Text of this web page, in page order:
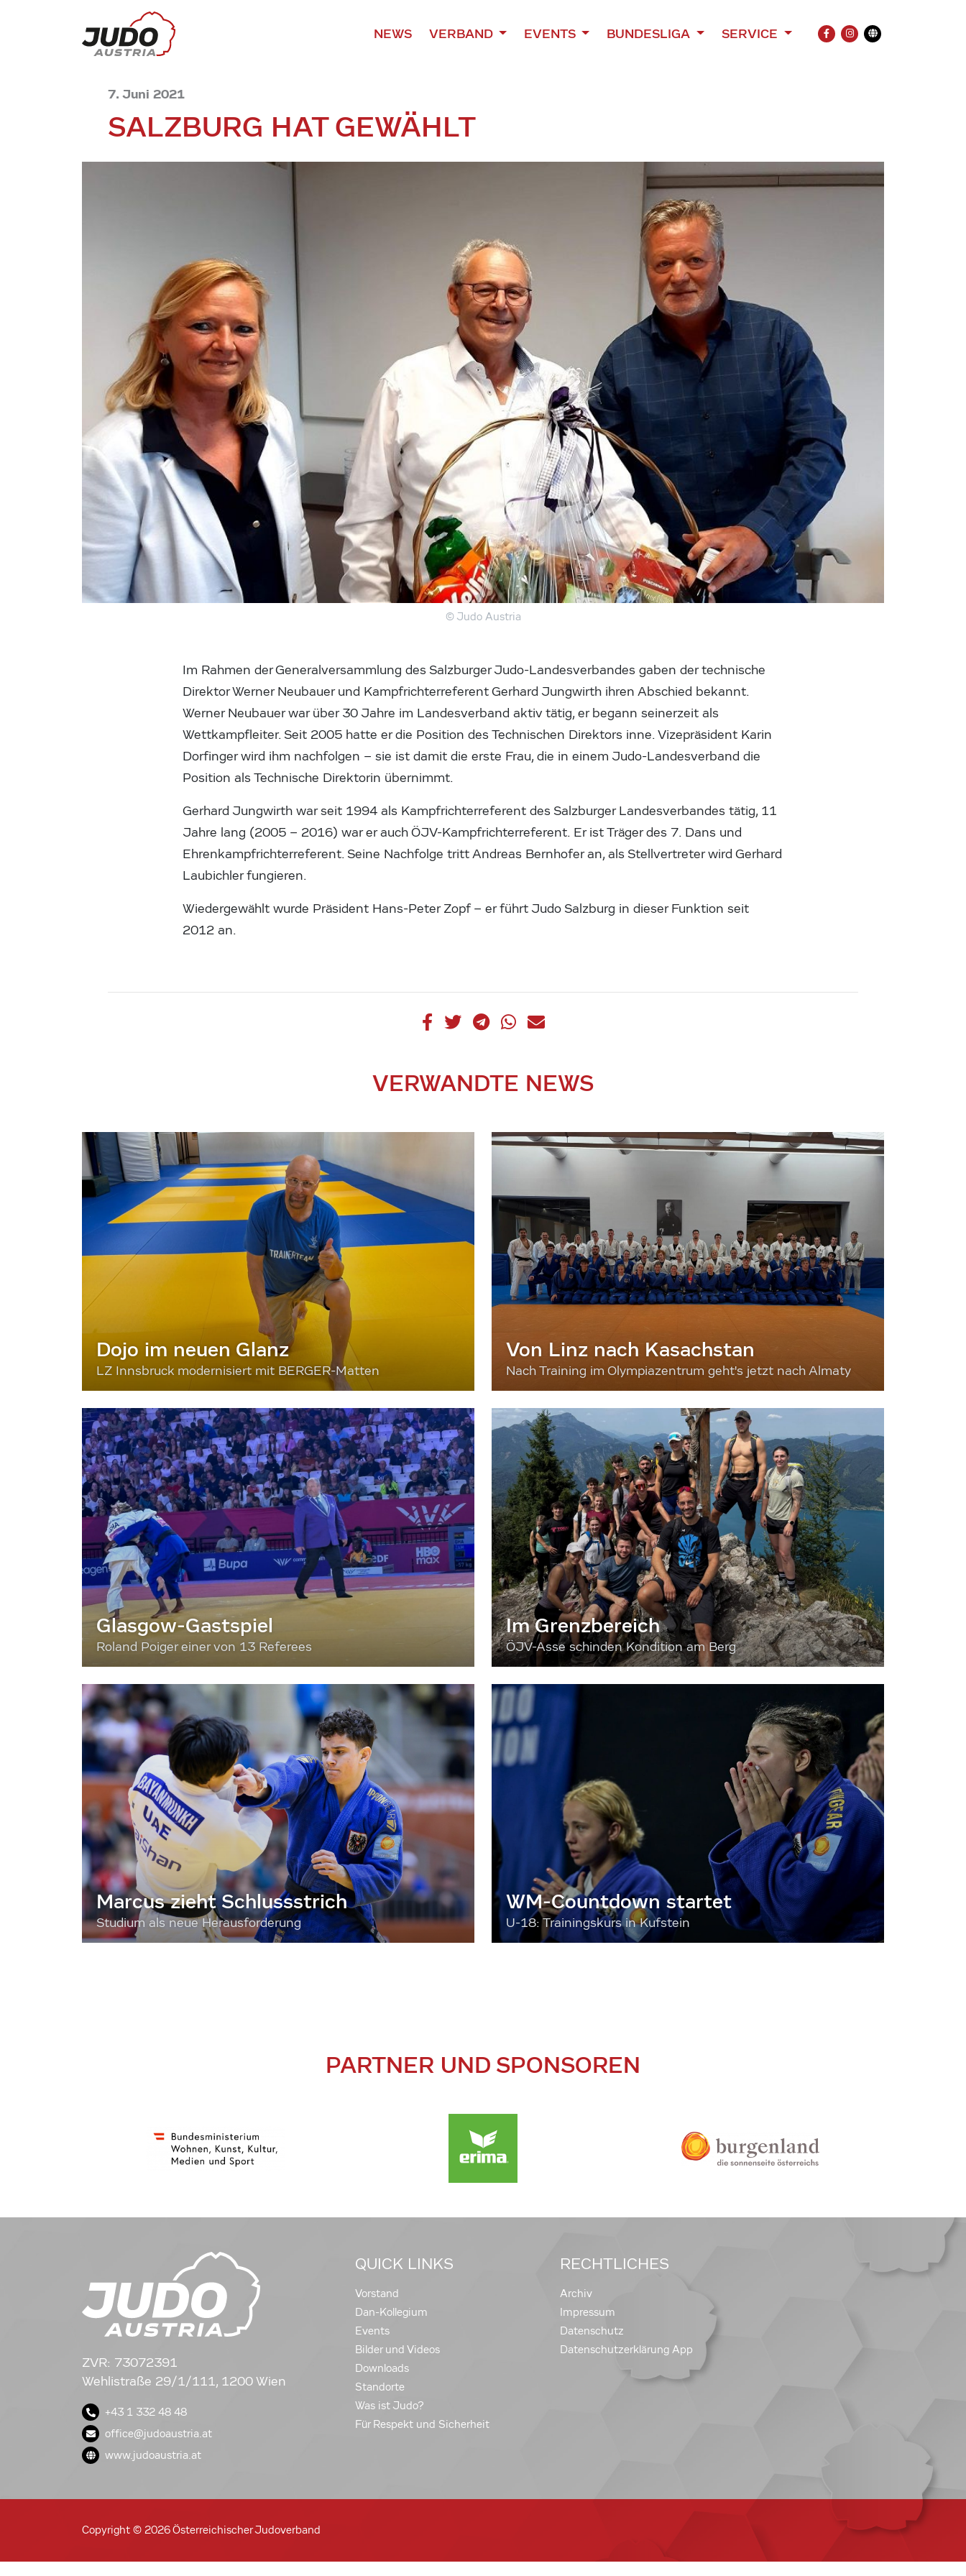
NEWS VERBAND EVENTS BUNDESLIGA SERVICE
FACEBOOK
INSTAGRAM
Übersetzung
7. Juni 2021
SALZBURG HAT GEWÄHLT
© Judo Austria
Im Rahmen der Generalversammlung des Salzburger Judo-Landesverbandes gaben der technische
Direktor Werner Neubauer und Kampfrichterreferent Gerhard Jungwirth ihren Abschied bekannt.
Werner Neubauer war über 30 Jahre im Landesverband aktiv tätig, er begann seinerzeit als
Wettkampfleiter. Seit 2005 hatte er die Position des Technischen Direktors inne. Vizepräsident Karin
Dorfinger wird ihm nachfolgen – sie ist damit die erste Frau, die in einem Judo-Landesverband die
Position als Technische Direktorin übernimmt.
Gerhard Jungwirth war seit 1994 als Kampfrichterreferent des Salzburger Landesverbandes tätig, 11
Jahre lang (2005 – 2016) war er auch ÖJV-Kampfrichterreferent. Er ist Träger des 7. Dans und
Ehrenkampfrichterreferent. Seine Nachfolge tritt Andreas Bernhofer an, als Stellvertreter wird Gerhard
Laubichler fungieren.
Wiedergewählt wurde Präsident Hans-Peter Zopf – er führt Judo Salzburg in dieser Funktion seit
2012 an.
VERWANDTE NEWS
Dojo im neuen Glanz
LZ Innsbruck modernisiert mit BERGER-Matten
Von Linz nach Kasachstan
Nach Training im Olympiazentrum geht's jetzt nach Almaty
Glasgow-Gastspiel
Roland Poiger einer von 13 Referees
Im Grenzbereich
ÖJV-Asse schinden Kondition am Berg
Marcus zieht Schlussstrich
Studium als neue Herausforderung
WM-Countdown startet
U-18: Trainingskurs in Kufstein
PARTNER UND SPONSOREN
ZVR: 73072391
Wehlistraße 29/1/111, 1200 Wien
+43 1 332 48 48
office@judoaustria.at
www.judoaustria.at
QUICK LINKS
Vorstand
Dan-Kollegium
Events
Bilder und Videos
Downloads
Standorte
Was ist Judo?
Für Respekt und Sicherheit
RECHTLICHES
Archiv
Impressum
Datenschutz
Datenschutzerklärung App
Copyright © 2026 Österreichischer Judoverband